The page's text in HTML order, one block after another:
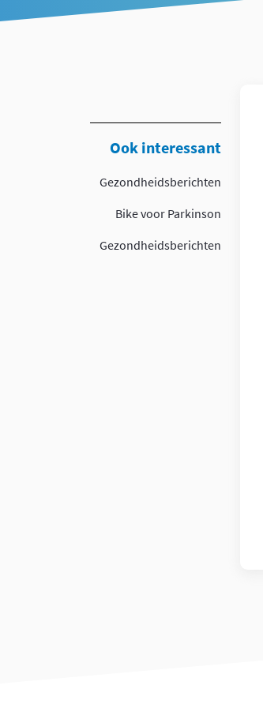
Ook interessant
Gezondheidsberichten
Bike voor Parkinson
Gezondheidsberichten